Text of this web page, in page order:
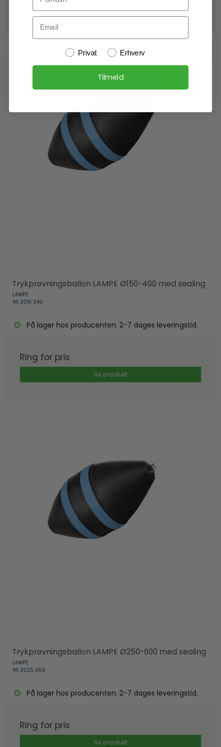
Trykprøvningsballon LAMPE Ø150-400 med sealing
LAMPE
45 3015 040
På lager hos producenten. 2-7 dages leveringstid.
Ring for pris
Se produkt
Trykprøvningsballon LAMPE Ø250-600 med sealing
LAMPE
45 3025 060
På lager hos producenten. 2-7 dages leveringstid.
Ring for pris
Se produkt
Email
Kundetype
Privat Erhverv
Tilmeld